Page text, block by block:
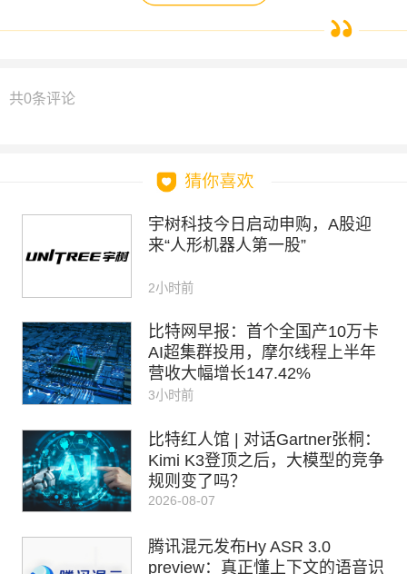
共0条评论
宇树科技今日启动申购，A股迎
来“人形机器人第一股”
2小时前
比特网早报：首个全国产10万卡
AI超集群投用，摩尔线程上半年
营收大幅增长147.42%
3小时前
比特红人馆 | 对话Gartner张桐：
Kimi K3登顶之后，大模型的竞争
规则变了吗？
2026-08-07
腾讯混元发布Hy ASR 3.0
preview：真正懂上下文的语音识